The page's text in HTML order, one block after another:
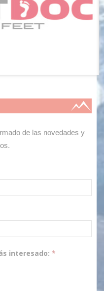
de las novedades y
interesado: *